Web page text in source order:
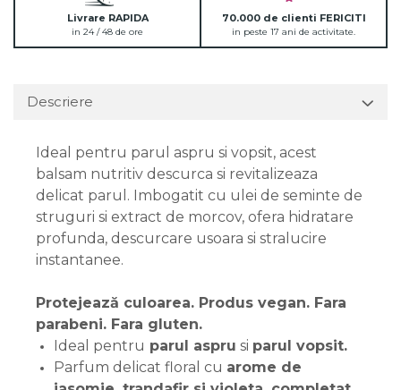
Livrare RAPIDA
in 24 / 48 de ore
70.000 de clienti FERICITI
in peste 17 ani de activitate.
Descriere
Ideal pentru parul aspru si vopsit, acest
balsam nutritiv descurca si revitalizeaza
delicat parul. Imbogatit cu ulei de seminte de
struguri si extract de morcov, ofera hidratare
profunda, descurcare usoara si stralucire
instantanee.
Protejează culoarea. Produs vegan. Fara
parabeni. Fara gluten.
Ideal pentru parul aspru si parul vopsit.
Parfum delicat floral cu arome de